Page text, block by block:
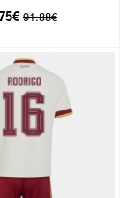
(+ hlače)
91.88€